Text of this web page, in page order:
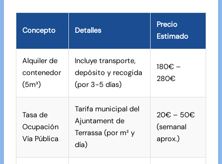
Concepto Detalles
Precio
Estimado
Alquiler de
contenedor
(5m³)
Incluye transporte,
depósito y recogida
(por 3-5 días)
180€ –
280€
Tasa de
Ocupación
Vía Pública
Tarifa municipal del
Ajuntament de
Terrassa (por m² y
día)
20€ – 50€
(semanal
aprox.)